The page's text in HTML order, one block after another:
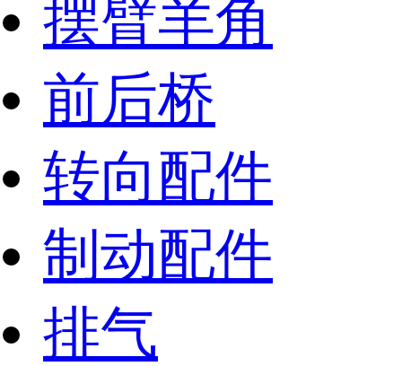
摆臂羊角
前后桥
转向配件
制动配件
排气